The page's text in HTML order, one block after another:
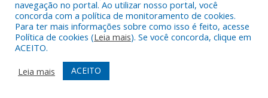
Todos os direitos reservados a Câmara Municipal de Igarapé-
Açu.
Portal da transparência
Acessar Área Administrativa
navegação no portal. Ao utilizar nosso portal, você
concorda com a política de monitoramento de cookies.
Para ter mais informações sobre como isso é feito, acesse
Política de cookies (Leia mais). Se você concorda, clique em
ACEITO.
Leia mais
ACEITO